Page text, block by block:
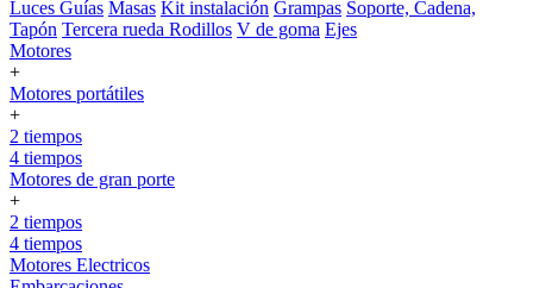
Luces Guías Masas Kit instalación Grampas Soporte, Cadena,
Tapón Tercera rueda Rodillos V de goma Ejes
Motores
+
Motores portátiles
+
2 tiempos
4 tiempos
Motores de gran porte
+
2 tiempos
4 tiempos
Motores Electricos